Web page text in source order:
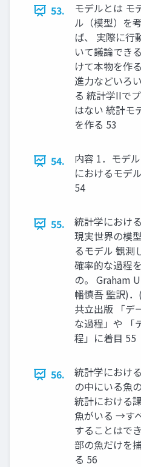
53.
モデルとは モ
ル（模型）を
ば、 実際に行
いて議論でき
けて本物を作
進力などいろ
る 統計学IIで
はない 統計モ
を作る 53
54.
内容 1．モデ
におけるモデ
54
55.
統計学におけ
現実世界の模
るモデル 観測
確率的な過程
の。 Graham
幡慎吾 監訳)．
共立出版 「デ
な過程」や 「
程」に着目 55
56.
統計学におけ
の中にいる魚
統計における
魚がいる →す
することはで
部の魚だけを
る 56